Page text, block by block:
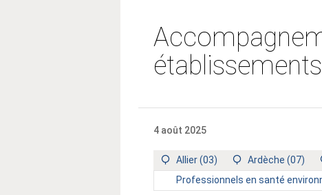
4 août 2025
Territoire
:
Allier (03)
Territoire
:
Ardèche (07)
Type
de
Professionnels en santé